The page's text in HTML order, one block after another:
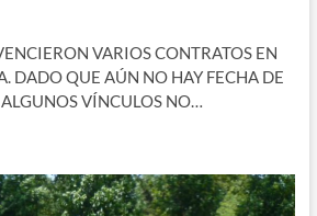
VARIOS CONTRATOS EN
DADO QUE AÚN NO HAY FECHA DE
VÍNCULOS NO…